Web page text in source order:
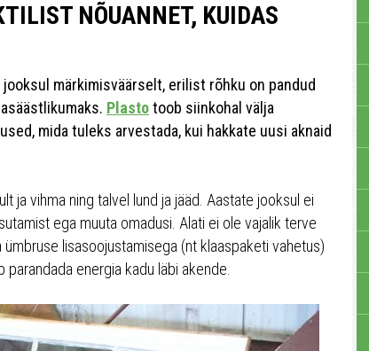
NÕUANNET, KUIDAS
märkimisväärselt, erilist rõhku on pandud
Plastotoob siinkohal välja
mida tuleks arvestada, kui hakkate uusi aknaid
ja vihma ning talvel lund ja jääd. Aastate jooksul ei
ega muuta omadusi. Alati ei ole vajalik terve
lisasoojustamisega (nt klaaspaketi vahetus)
energia kadu läbi akende.